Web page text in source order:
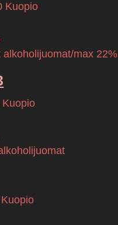
Kuopio
max 22%
Kuopio
Kuopio